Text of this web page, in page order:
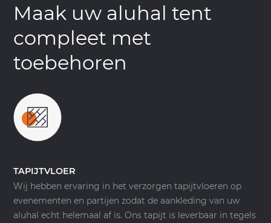
Maak uw aluhal tent
compleet met
toebehoren
TAPIJTVLOER
Wij hebben ervaring in het verzorgen tapijtvloeren op
evenementen en partijen zodat de aankleding van uw
aluhal echt helemaal af is. Ons tapijt is leverbaar in tegels